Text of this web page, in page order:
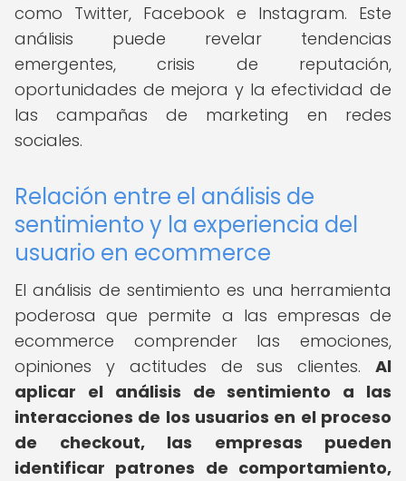
como Twitter, Facebook e Instagram. Este
análisis puede revelar tendencias
emergentes, crisis de reputación,
oportunidades de mejora y la efectividad de
las campañas de marketing en redes
sociales.
Relación entre el análisis de
sentimiento y la experiencia del
usuario en ecommerce
El análisis de sentimiento es una herramienta
poderosa que permite a las empresas de
ecommerce comprender las emociones,
opiniones y actitudes de sus clientes. Al
aplicar el análisis de sentimiento a las
interacciones de los usuarios en el proceso
de checkout, las empresas pueden
identificar patrones de comportamiento,